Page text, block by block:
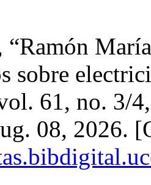
sobre
61, no. 3/
08, 2026.